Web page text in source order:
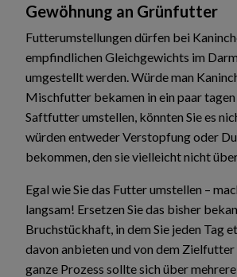
Gewöhnung an Grünfutter
Futterumstellungen dürfen bei
empfindlichen Gleichgewichts im
umgestellt werden. Würde man
Mischfutter bekamen in ein paar tagen
Saftfutter umstellen, könnten Sie es
würden entweder Verstopfung oder
bekommen, den sie vielleicht nicht
Egal wie Sie das Futter umstellen –
langsam! Ersetzen Sie das bisher
Bruchstückhaft, in dem Sie jeden Tag
davon anbieten und von dem Zielfutter
ganze Prozess sollte sich über